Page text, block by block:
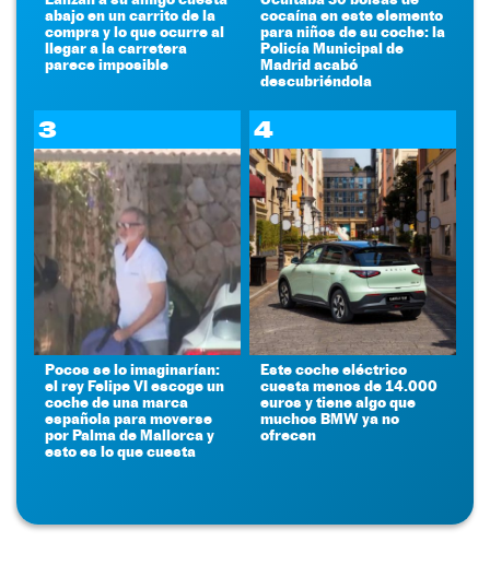
abajo en un carrito de la
compra y lo que ocurre al
llegar a la carretera
parece imposible
cocaína en este elemento
para niños de su coche: la
Policía Municipal de
Madrid acabó
descubriéndola
3
Pocos se lo imaginarían:
el rey Felipe VI escoge un
coche de una marca
española para moverse
por Palma de Mallorca y
esto es lo que cuesta
4
Este coche eléctrico
cuesta menos de 14.000
euros y tiene algo que
muchos BMW ya no
ofrecen